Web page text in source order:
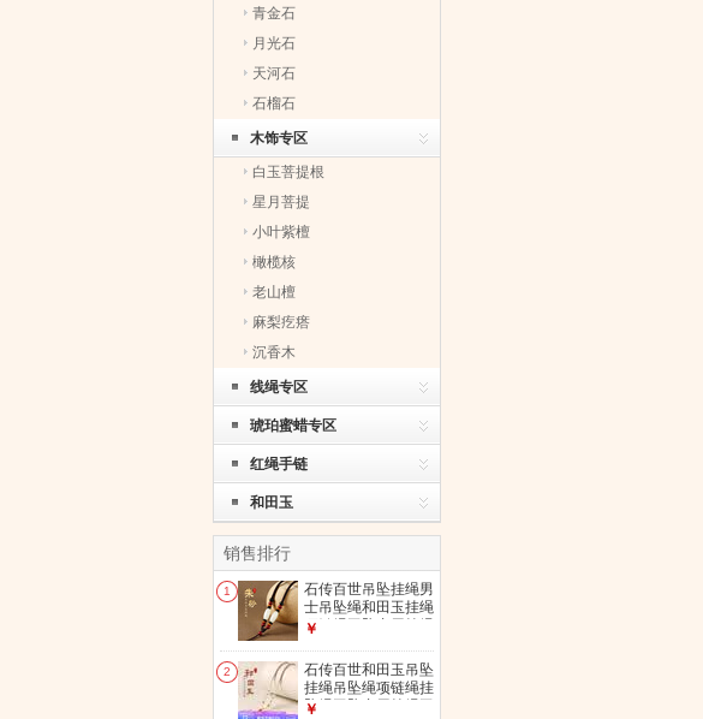
青金石
月光石
天河石
石榴石
木饰专区
白玉菩提根
星月菩提
小叶紫檀
橄榄核
老山檀
麻梨疙瘩
沉香木
线绳专区
琥珀蜜蜡专区
红绳手链
和田玉
销售排行
1
石传百世吊坠挂绳男
士吊坠绳和田玉挂绳
项链绳玉坠专用挂绳
砂挂绳【保真】-优
质线材
￥
2
石传百世和田玉吊坠
挂绳吊坠绳项链绳挂
坠绳玉坠专用挂绳玉
￥